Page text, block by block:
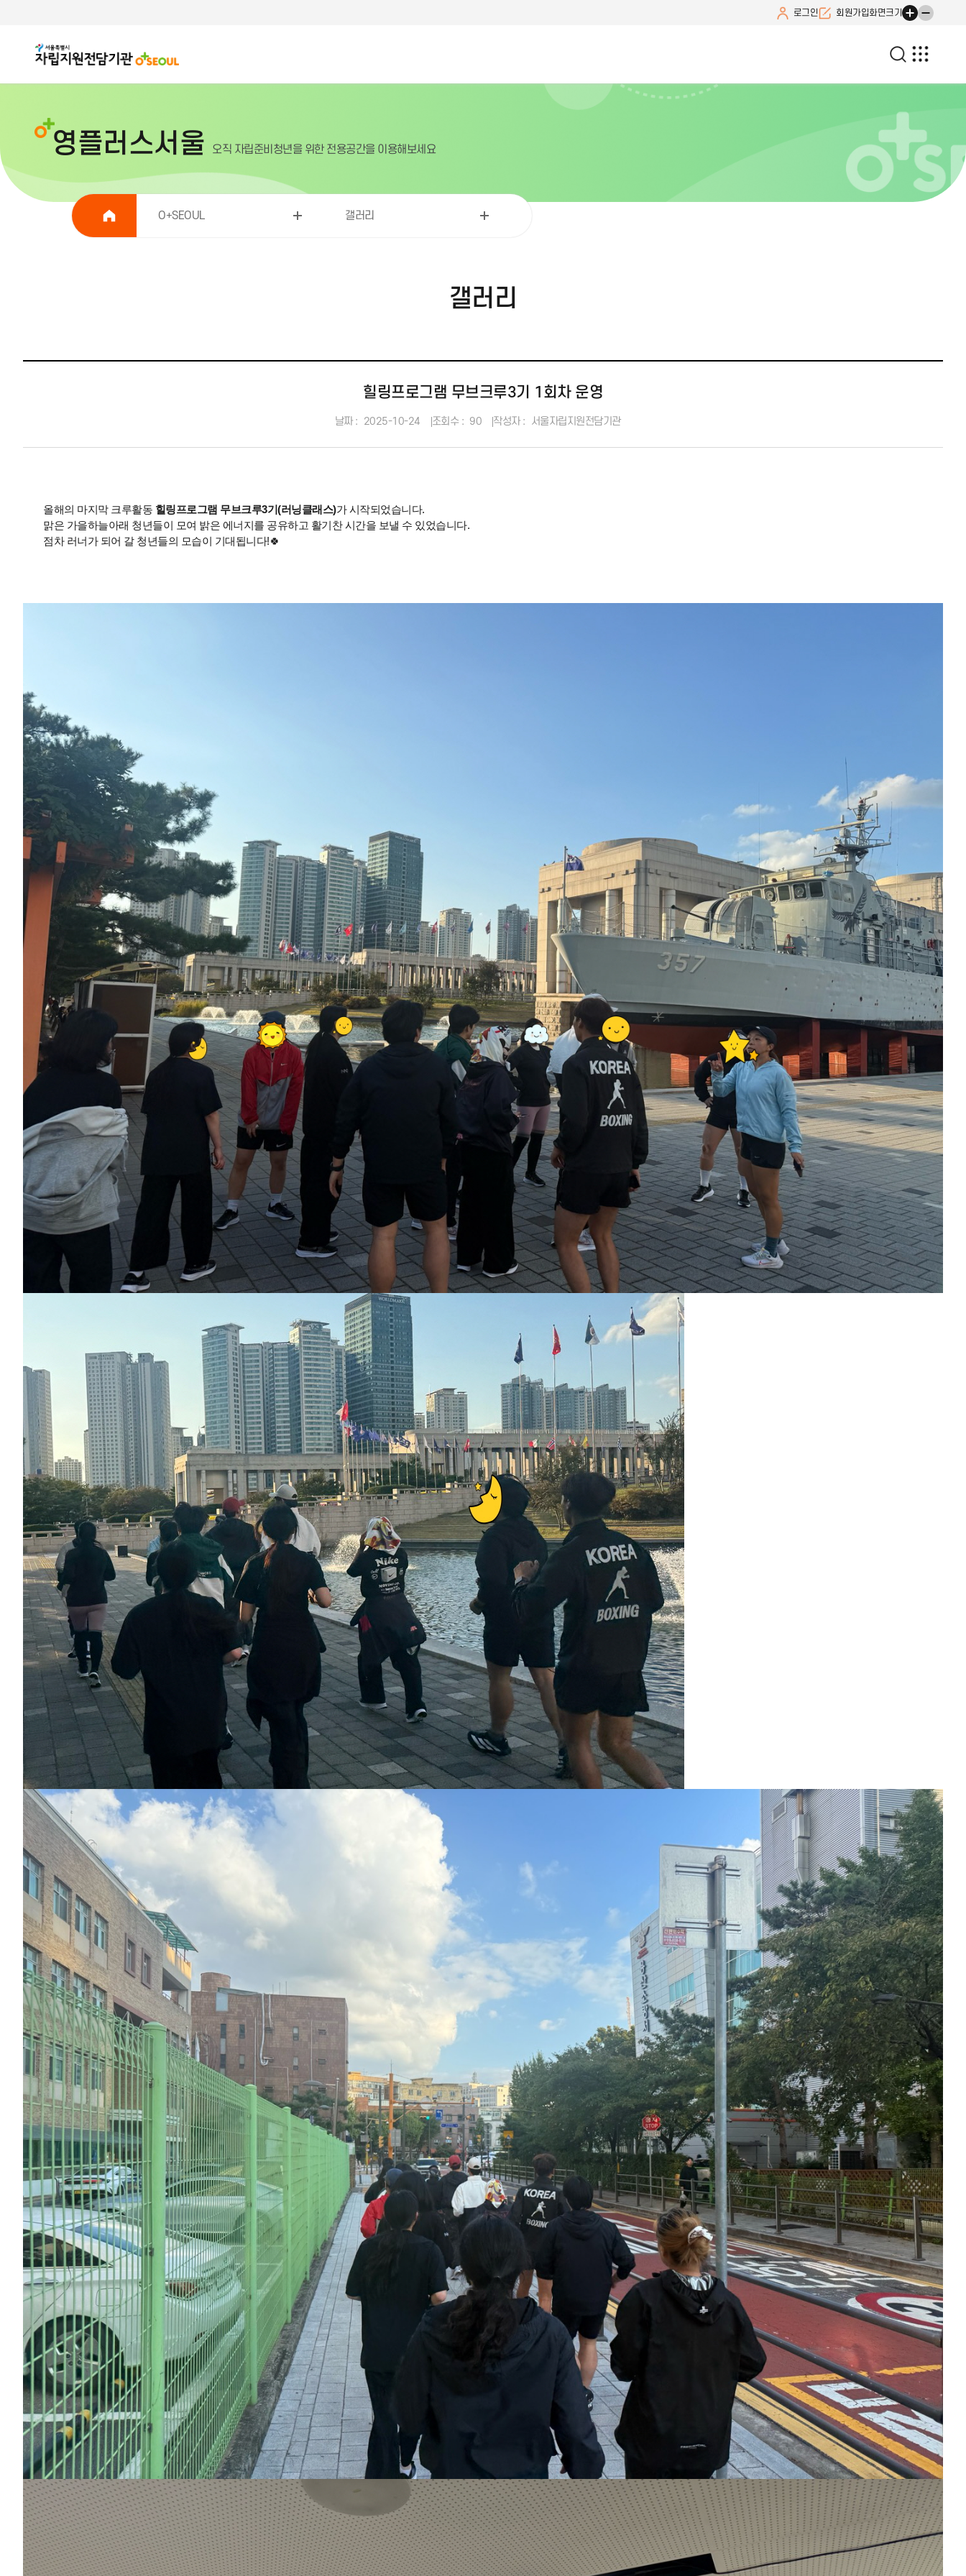
로그인 회원가입화면크기
영플러스서울 오직 자립준비청년을 위한 전용공간을 이용해보세요
O+SEOUL 갤러리
갤러리
힐링프로그램 무브크루3기 1회차 운영
날짜 : 2025-10-24 조회수 : 90 작성자 : 서울자립지원전담기관
올해의 마지막 크루활동 힐링프로그램 무브크루3기(러닝클래스)가 시작되었습니다.
맑은 가을하늘아래 청년들이 모여 밝은 에너지를 공유하고 활기찬 시간을 보낼 수 있었습니다.
점차 러너가 되어 갈 청년들의 모습이 기대됩니다!🍀